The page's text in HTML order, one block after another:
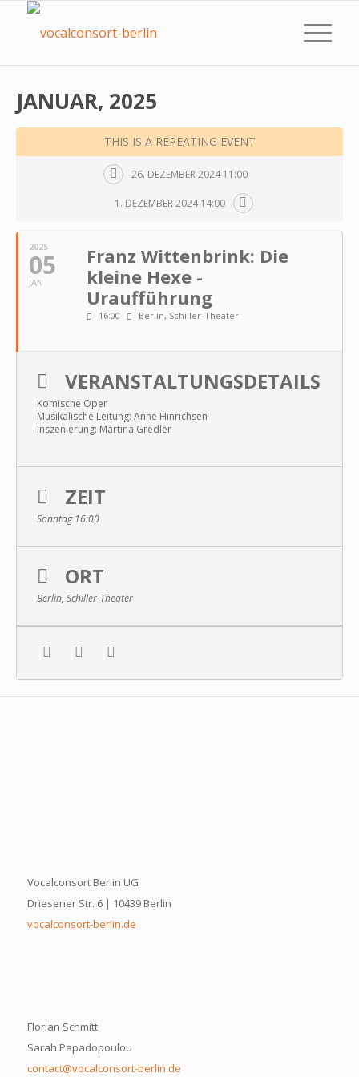
JANUAR, 2025
THIS IS A REPEATING EVENT
26. DEZEMBER 2024 11:00
1. DEZEMBER 2024 14:00
2025
05
JAN
Franz Wittenbrink: Die
kleine Hexe -
Uraufführung
16:00 Berlin, Schiller-Theater
VERANSTALTUNGSDETAILS
Komische Oper
Musikalische Leitung: Anne Hinrichsen
Inszenierung: Martina Gredler
ZEIT
Sonntag 16:00
ORT
Berlin, Schiller-Theater
Vocalconsort Berlin UG
Driesener Str. 6 | 10439 Berlin
vocalconsort-berlin.de
Florian Schmitt
Sarah Papadopoulou
contact@vocalconsort-berlin.de